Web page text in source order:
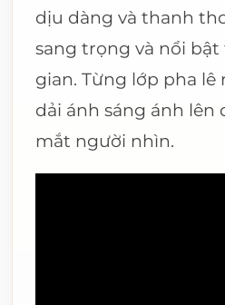
dịu dàng và thanh
sang trọng và nổi
gian. Từng lớp pha
dải ánh sáng ánh lên
mắt người nhìn.